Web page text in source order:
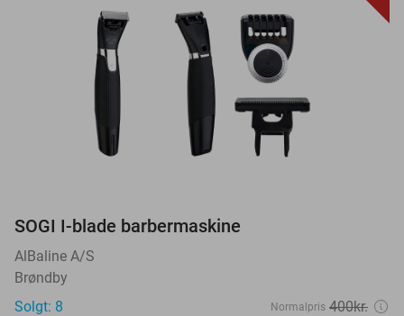
SOGI I-blade barbermaskine
AlBaline A/S
Brøndby
Solgt: 8
Normalpris 400kr.